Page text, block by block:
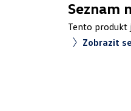
Seznam
Tento
Zobrazit